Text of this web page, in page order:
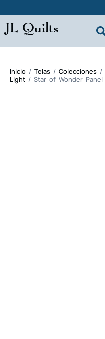
JL Quilts
Inicio / Telas / Colecciones /
Light / Star of Wonder Panel